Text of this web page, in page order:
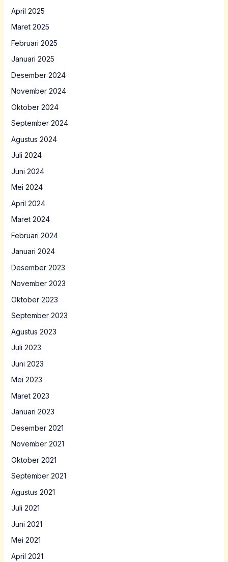
April 2025
Maret 2025
Februari 2025
Januari 2025
Desember 2024
November 2024
Oktober 2024
September 2024
Agustus 2024
Juli 2024
Juni 2024
Mei 2024
April 2024
Maret 2024
Februari 2024
Januari 2024
Desember 2023
November 2023
Oktober 2023
September 2023
Agustus 2023
Juli 2023
Juni 2023
Mei 2023
Maret 2023
Januari 2023
Desember 2021
November 2021
Oktober 2021
September 2021
Agustus 2021
Juli 2021
Juni 2021
Mei 2021
April 2021